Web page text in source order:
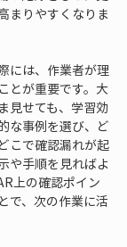
まりやすくなりま
には、作業者が理
とが重要です。大
見せても、学習効
な事例を選び、ど
こで確認漏れが起
や手順を見ればよ
上の確認ポイン
で、次の作業に活